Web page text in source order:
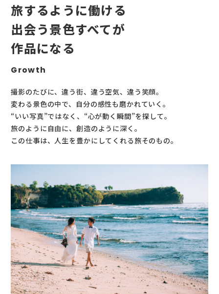
旅するように働ける
出会う景色すべてが
作品になる
Growth
撮影のたびに、違う街、違う空気、違う笑顔。
変わる景色の中で、自分の感性も磨かれていく。
“いい写真”ではなく、“心が動く瞬間”を探して。
旅のように自由に、創造のように深く。
この仕事は、人生を豊かにしてくれる旅そのもの。